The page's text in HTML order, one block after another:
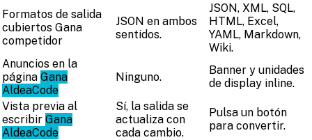
Formatos de salida
cubiertos Gana
competidor
JSON en ambos
sentidos.
JSON, XML, SQL,
HTML, Excel,
YAML, Markdown,
Wiki.
Anuncios en la
página Gana
AldeaCode
Ninguno.
Banner y unidades
de display inline.
Vista previa al
escribir Gana
AldeaCode
Sí, la salida se
actualiza con
cada cambio.
Pulsa un botón
para convertir.